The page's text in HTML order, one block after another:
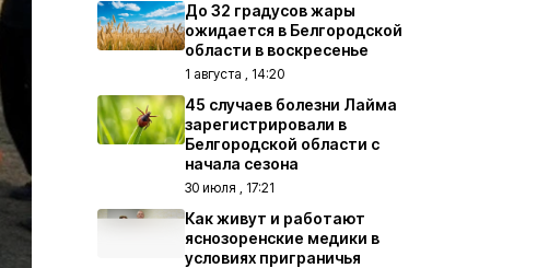
До 32 градусов жары
ожидается в Белгородской
области в воскресенье
1 августа , 14:20
45 случаев болезни Лайма
зарегистрировали в
Белгородской области с
начала сезона
30 июля , 17:21
Как живут и работают
яснозоренские медики в
условиях приграничья